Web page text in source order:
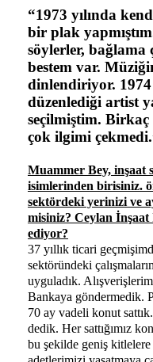
“1973 yılında
bir plak
söylerler, bağlama
bestem var.
dinlendiriyor. 1974
düzenlediği artist
seçilmiştim.
çok ilgimi
Muammer Bey, inşaat
isimlerinden birisiniz.
sektördeki yerinizi ve
misiniz? Ceylan İnşaat
ediyor?
37 yıllık ticari
sektöründeki
uyguladık.
Bankaya göndermedik.
70 ay vadeli konut
dedik. Her sattığımız
bu şekilde geniş